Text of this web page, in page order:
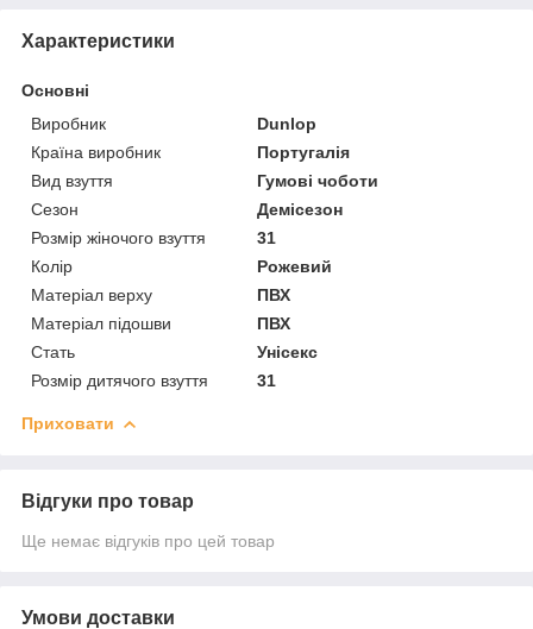
Характеристики
Основні
Виробник
Dunlop
Країна виробник
Португалія
Вид взуття
Гумові чоботи
Сезон
Демісезон
Розмір жіночого взуття
31
Колір
Рожевий
Матеріал верху
ПВХ
Матеріал підошви
ПВХ
Стать
Унісекс
Розмір дитячого взуття
31
Приховати
Відгуки про товар
Ще немає відгуків про цей товар
Умови доставки